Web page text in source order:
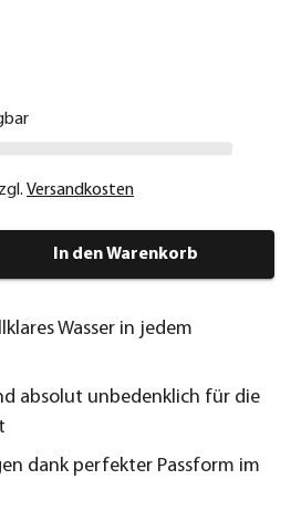
Versandkosten
In den Warenkorb
Wasser in jedem
absolut unbedenklich für die
dank perfekter Passform im